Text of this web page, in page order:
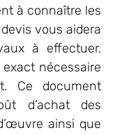
à connaître les
vous aidera
à effectuer.
nécessaire
Ce document
d’achat des
ainsi que